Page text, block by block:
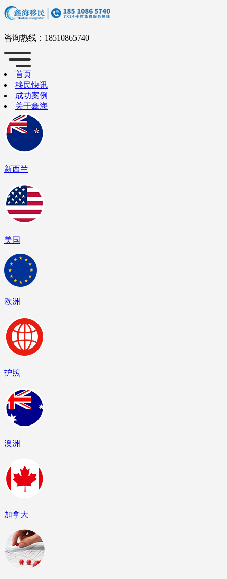
咨询热线： 18510865740
首页
移民快讯
成功案例
关于鑫海
新西兰
美国
欧洲
护照
澳洲
加拿大